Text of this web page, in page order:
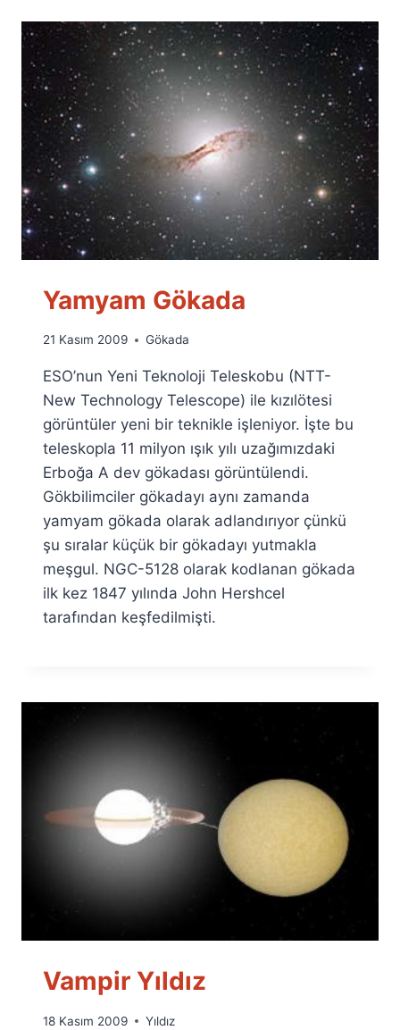
Yamyam Gökada
By
Fuat
Özyar
21 Kasım 2009 Gökada
ESO’nun Yeni Teknoloji Teleskobu (NTT-
New Technology Telescope) ile kızılötesi
görüntüler yeni bir teknikle işleniyor. İşte bu
teleskopla 11 milyon ışık yılı uzağımızdaki
Erboğa A dev gökadası görüntülendi.
Gökbilimciler gökadayı aynı zamanda
yamyam gökada olarak adlandırıyor çünkü
şu sıralar küçük bir gökadayı yutmakla
meşgul. NGC-5128 olarak kodlanan gökada
ilk kez 1847 yılında John Hershcel
tarafından keşfedilmişti.
Vampir Yıldız
By
18 Kasım 2009 Yıldız